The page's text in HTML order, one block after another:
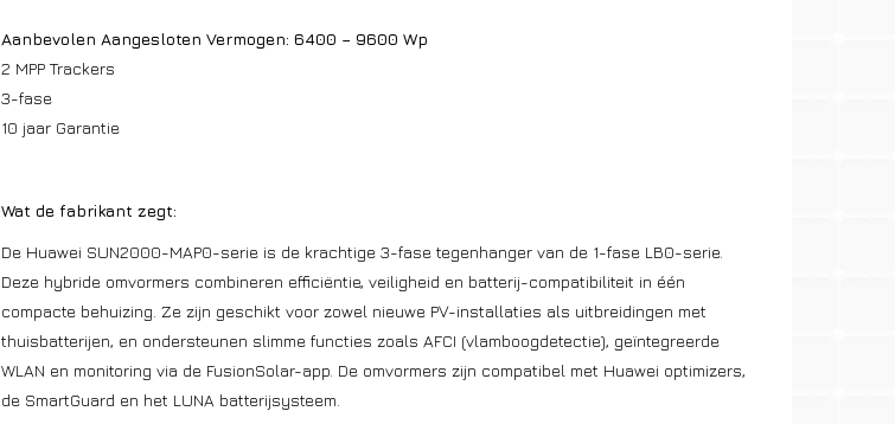
Aanbevolen Aangesloten Vermogen: 6400 – 9600 Wp
2 MPP Trackers
3-fase
10 jaar Garantie
Wat de fabrikant zegt:
De Huawei SUN2000-MAP0-serie is de krachtige 3-fase tegenhanger van de 1-fase LB0-serie.
Deze hybride omvormers combineren efficiëntie, veiligheid en batterij-compatibiliteit in één
compacte behuizing. Ze zijn geschikt voor zowel nieuwe PV-installaties als uitbreidingen met
thuisbatterijen, en ondersteunen slimme functies zoals AFCI (vlamboogdetectie), geïntegreerde
WLAN en monitoring via de FusionSolar-app. De omvormers zijn compatibel met Huawei optimizers,
de SmartGuard en het LUNA batterijsysteem.